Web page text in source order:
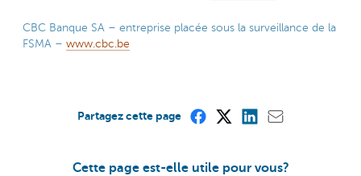
CBC Banque SA – entreprise placée sous la surveillance de la
FSMA – www.cbc.be
Cette page est-elle utile pour vous?
Partagez cette page